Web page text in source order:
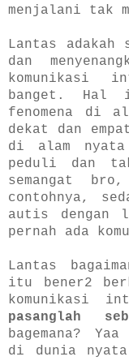
menjalani tak
Lantas adakah
dan
komunikasi
banget. Hal
fenomena di
dekat dan
di alam
peduli dan
semangat
contohnya,
autis dengan
pernah ada
Lantas
itu bener2
komunikasi
pasanglah
bagemana?
di dunia nyata